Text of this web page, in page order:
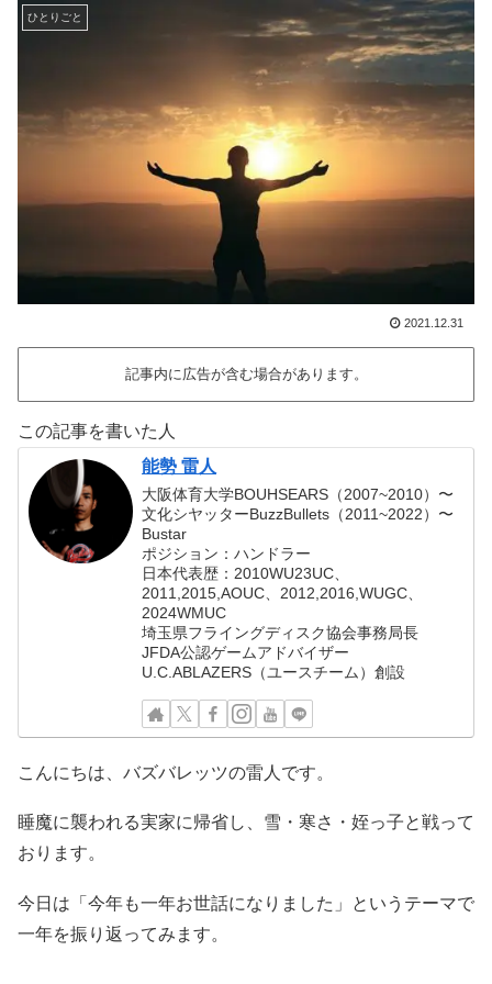
ひとりごと
2021.12.31
記事内に広告が含む場合があります。
この記事を書いた人
能勢 雷人
大阪体育大学BOUHSEARS（2007~2010）〜
文化シヤッターBuzzBullets（2011~2022）〜
Bustar
ポジション：ハンドラー
日本代表歴：2010WU23UC、
2011,2015,AOUC、2012,2016,WUGC、
2024WMUC
埼玉県フライングディスク協会事務局長
JFDA公認ゲームアドバイザー
U.C.ABLAZERS（ユースチーム）創設
こんにちは、バズバレッツの雷人です。
睡魔に襲われる実家に帰省し、雪・寒さ・姪っ子と戦って
おります。
今日は「今年も一年お世話になりました」というテーマで
一年を振り返ってみます。